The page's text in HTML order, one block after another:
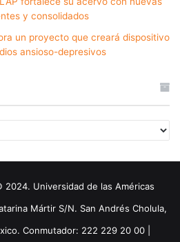
y consolidados
un proyecto que creará dispositivo
ansioso-depresivos
2024. Universidad de las Américas
Mártir S/N. San Andrés Cholula,
Conmutador: 222 229 20 00 |